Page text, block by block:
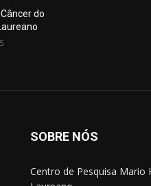
do
SOBRE NÓS
Centro de Pesquisa